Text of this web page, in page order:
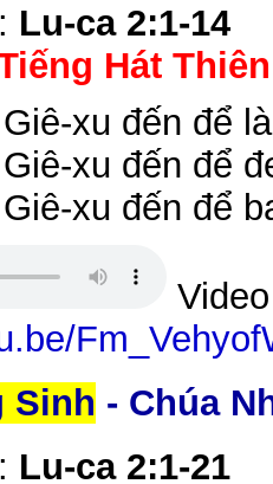
Lu-ca 2:1-14
Hát
xu đến để
xu đến để
xu đến để
Sinh - Chúa
Lu-ca 2:1-21